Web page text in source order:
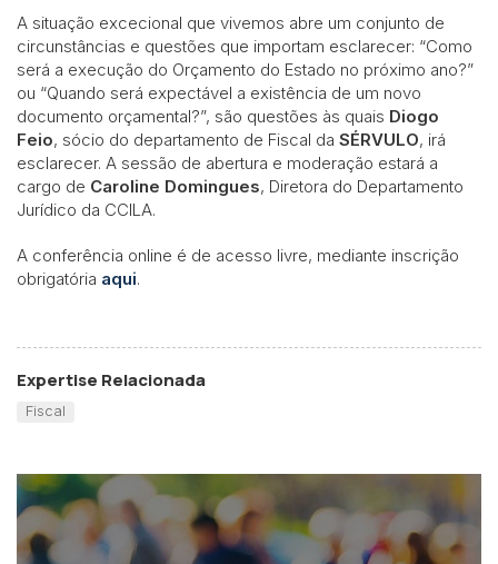
A situação excecional que vivemos abre um conjunto de
circunstâncias e questões que importam esclarecer: “Como
será a execução do Orçamento do Estado no próximo ano?”
ou “Quando será expectável a existência de um novo
documento orçamental?”, são questões às quais Diogo
Feio, sócio do departamento de Fiscal da SÉRVULO, irá
esclarecer. A sessão de abertura e moderação estará a
cargo de Caroline Domingues, Diretora do Departamento
Jurídico da CCILA.
A conferência online é de acesso livre, mediante inscrição
obrigatória aqui.
Expertise Relacionada
Fiscal